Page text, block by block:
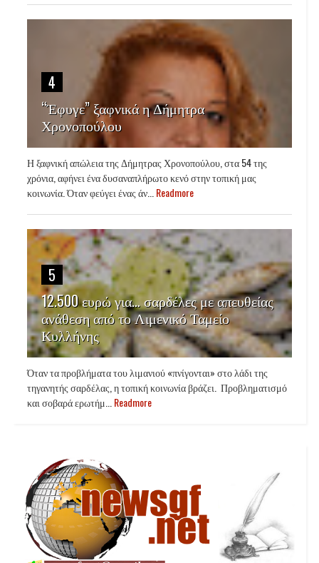
4
“Έφυγε” ξαφνικά η Δήμητρα
Χρονοπούλου
Η ξαφνική απώλεια της Δήμητρας Χρονοπούλου, στα 54 της
χρόνια, αφήνει ένα δυσαναπλήρωτο κενό στην τοπική μας
κοινωνία. Όταν φεύγει ένας άν... Readmore
5
12.500 ευρώ για… σαρδέλες με απευθείας
ανάθεση από το Λιμενικό Ταμείο
Κυλλήνης
Όταν τα προβλήματα του λιμανιού «πνίγονται» στο λάδι της
τηγανητής σαρδέλας, η τοπική κοινωνία βράζει. Προβληματισμό
και σοβαρά ερωτήμ... Readmore